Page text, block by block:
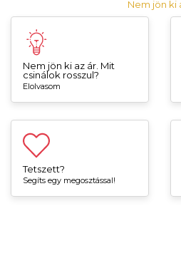
Nem jön ki
Nem jön ki az ár. Mit
csinálok rosszul?
Elolvasom
Tetszett?
Segíts egy megosztással!